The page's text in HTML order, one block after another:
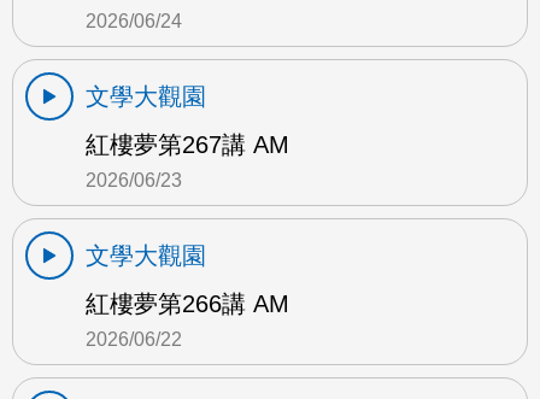
2026/06/24
文學大觀園
紅樓夢第267講 AM
2026/06/23
文學大觀園
紅樓夢第266講 AM
2026/06/22